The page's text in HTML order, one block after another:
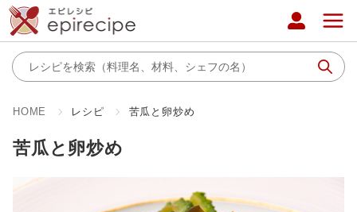
HOME レシピ 苦瓜と卵炒め
苦瓜と卵炒め